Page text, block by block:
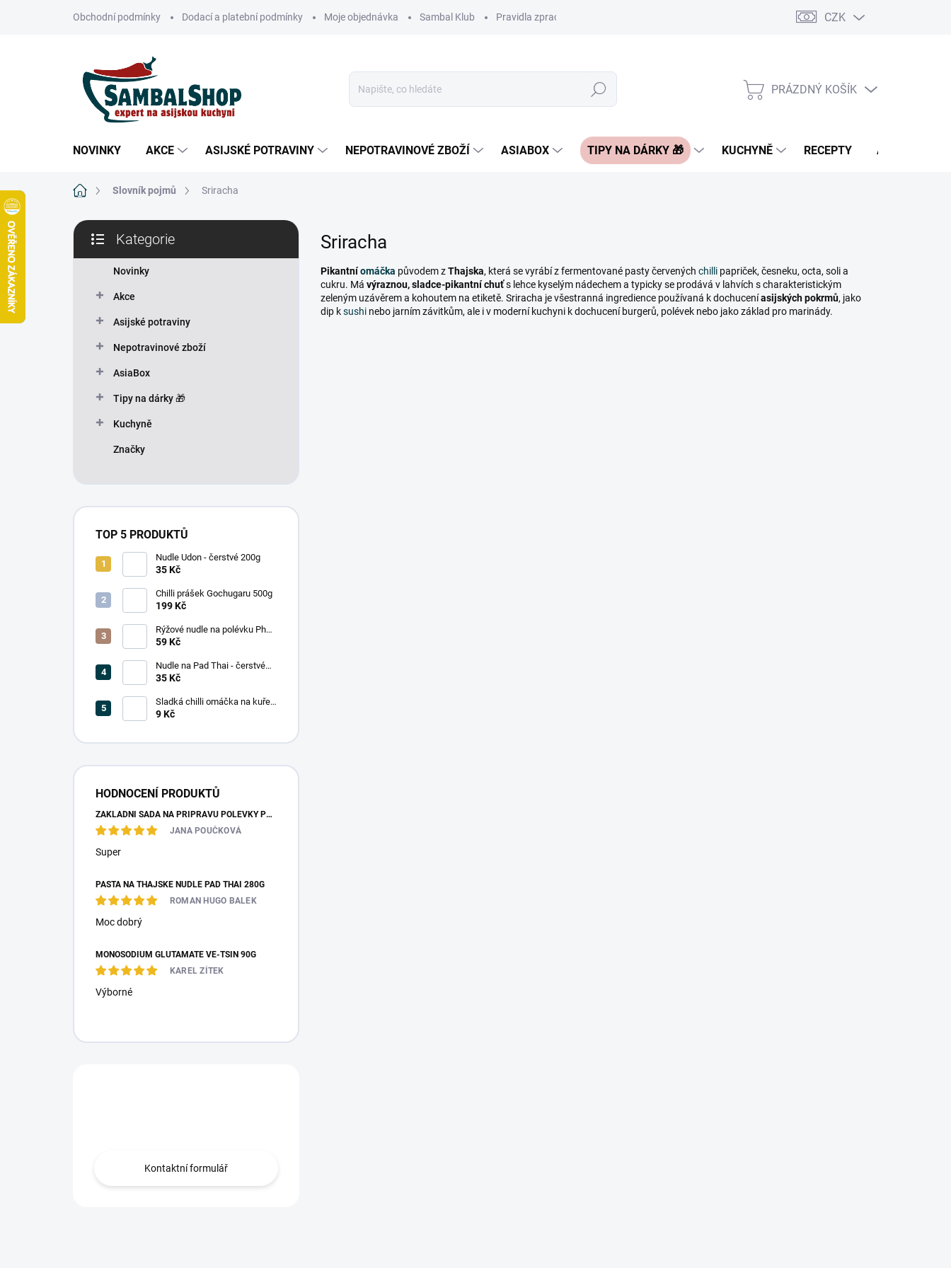
Obchodní podmínky Dodací a platební podmínky Moje objednávka Sambal Klub Pravidla zpracování recenzí FAQ - často kladené otázky
CZK
Hledat
NÁKUPNÍ
PRÁZDNÝ KOŠÍK
NOVINKY AKCE ASIJSKÉ POTRAVINY NEPOTRAVINOVÉ ZBOŽÍ ASIABOX TIPY NA DÁRKY 🎁 KUCHYNĚ RECEPTY ASIA BLOG
Domů Slovník pojmů Sriracha
P
s
kategorie
Kategorie
Novinky
Akce
Asijské potraviny
Nepotravinové zboží
AsiaBox
Tipy na dárky 🎁
Kuchyně
Značky
TOP 5 PRODUKTŮ
Nudle Udon - čerstvé 200g
35 Kč
Chilli prášek Gochugaru 500g
199 Kč
Rýžové nudle na polévku Pho
(5 mm) 375g
59 Kč
Nudle na Pad Thai - čerstvé
200g
35 Kč
Sladká chilli omáčka na kuře
14ml (jednoporcové balení)
9 Kč
HODNOCENÍ PRODUKTŮ
ZÁKLADNÍ SADA NA PŘÍPRAVU POLÉVKY PHO
JANA POUČKOVÁ
Super
PASTA NA THAJSKÉ NUDLE PAD THAI 280G
ROMAN HUGO BALEK
Moc dobrý
MONOSODIUM GLUTAMATE VE-TSIN 90G
KAREL ZÍTEK
Výborné
Kontaktní formulář
Sriracha
Pikantníomáčka původem zThajska, která se vyrábí z fermentované pasty červených chilli papriček, česneku, octa, soli a
cukru. Má výraznou, sladce-pikantní chuťs lehce kyselým nádechem a typicky se prodává v lahvích s charakteristickým
zeleným uzávěrem a kohoutem na etiketě. Sriracha je všestranná ingredience používaná k dochuceníasijských pokrmů, jako
dip ksushi nebo jarním závitkům, ale i v moderní kuchyni k dochucení burgerů, polévek nebo jako základ pro marinády.